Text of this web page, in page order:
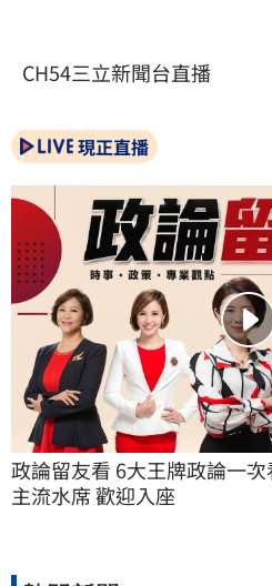
CH54三立新聞台直播
現正直播
政論留友看 6大王牌政論一
主流水席 歡迎入座